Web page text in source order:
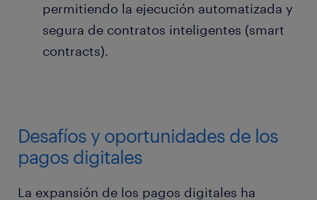
permitiendo la ejecución automatizada y
segura de contratos inteligentes (smart
contracts).
Desafíos y oportunidades de los
pagos digitales
La expansión de los pagos digitales ha